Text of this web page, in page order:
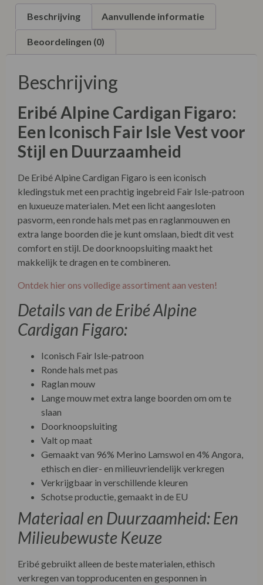
Beschrijving Aanvullende informatie
Beoordelingen (0)
Beschrijving
Eribé Alpine Cardigan Figaro:
Een Iconisch Fair Isle Vest voor
Stijl en Duurzaamheid
De Eribé Alpine Cardigan Figaro is een iconisch
kledingstuk met een prachtig ingebreid Fair Isle-patroon
en luxueuze materialen. Met een licht aangesloten
pasvorm, een ronde hals met pas en raglanmouwen en
extra lange boorden die je kunt omslaan, biedt dit vest
comfort en stijl. De doorknoopsluiting maakt het
makkelijk te dragen en te combineren.
Ontdek hier ons volledige assortiment aan vesten!
Details van de Eribé Alpine
Cardigan Figaro:
Iconisch Fair Isle-patroon
Ronde hals met pas
Raglan mouw
Lange mouw met extra lange boorden om om te
slaan
Doorknoopsluiting
Valt op maat
Gemaakt van 96% Merino Lamswol en 4% Angora,
ethisch en dier- en milieuvriendelijk verkregen
Verkrijgbaar in verschillende kleuren
Schotse productie, gemaakt in de EU
Materiaal en Duurzaamheid: Een
Milieubewuste Keuze
Eribé gebruikt alleen de beste materialen, ethisch
verkregen van topproducenten en gesponnen in